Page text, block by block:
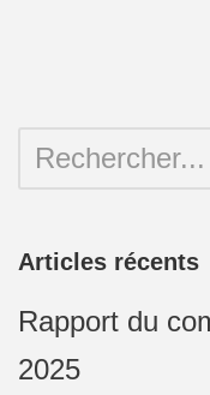
Articles récents
Rapport du
2025